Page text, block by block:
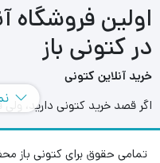
اولین فروشگاه
در کتونی باز
خرید آنلاین کتونی
اگر قصد خرید کتونی دارید،
آنها را انتخاب کنید و در
تمامی حقوق برای کتونی